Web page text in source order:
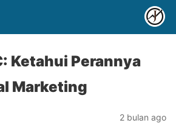
Ketahui Perannya
Marketing
2 bulan ago